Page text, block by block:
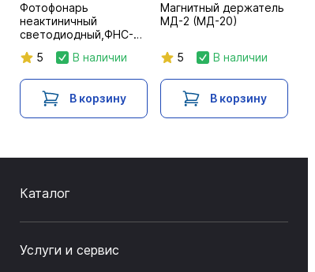
Фотофонарь
неактиничный
светодиодный,ФНС-
переменной
5 В наличии
В корзину
Магнитный держатель
МД-2 (МД-20)
5 В наличии
В корзину
Каталог
Услуги и сервис